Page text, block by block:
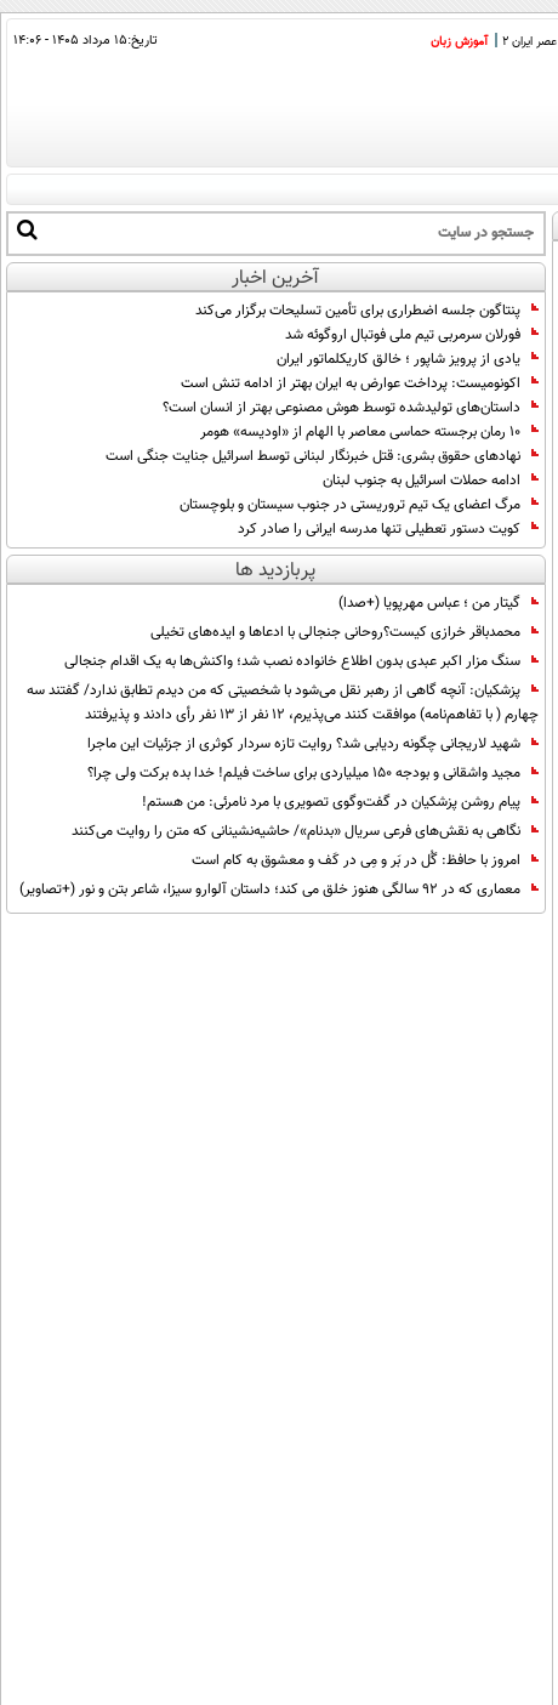
عصر ایران 2 آموزش زبان تاریخ:۱۵ مرداد ۱۴۰۵ - ۱۴:۰۶
آخرین اخبار
پنتاگون جلسه اضطراری برای تأمین تسلیحات برگزار می‌کند
فورلان سرمربی تیم ملی فوتبال اروگوئه شد
یادی از پرویز شاپور ؛ خالق کاریکلماتور ایران
اکونومیست: پرداخت عوارض به ایران بهتر از ادامه تنش است
داستان‌های تولیدشده توسط هوش مصنوعی بهتر از انسان است؟
۱۰ رمان برجسته حماسی معاصر با الهام از «اودیسه» هومر
نهادهای حقوق بشری: قتل خبرنگار لبنانی توسط اسرائیل جنایت جنگی است
ادامه حملات اسرائیل به جنوب لبنان
مرگ اعضای یک تیم تروریستی در جنوب سیستان و بلوچستان
کویت دستور تعطیلی تنها مدرسه ایرانی را صادر کرد
پربازدید ها
گیتار من ؛ عباس مهرپویا (+صدا)
محمدباقر خرازی کیست؟روحانی جنجالی با ادعاها و ایده‌های تخیلی
سنگ مزار اکبر عبدی بدون اطلاع خانواده نصب شد؛ واکنش‌ها به یک اقدام جنجالی
پزشکیان‌: آنچه گاهی از رهبر نقل می‌شود با شخصیتی که من دیدم تطابق ندارد/ گفتند سه
چهارم ( با تفاهم‌نامه) موافقت کنند می‌پذیرم، 12 نفر از 13 نفر رأی دادند و پذیرفتند
شهید لاریجانی چگونه ردیابی شد؟ روایت تازه سردار کوثری از جزئیات این ماجرا
مجید واشقانی و بودجه 150 میلیاردی برای ساخت فیلم! خدا بده برکت ولی چرا؟
پیام روشن پزشکیان در گفت‌و‌گوی تصویری با مرد نامرئی: من هستم!
نگاهی به نقش‌های فرعی سریال «بدنام»/ حاشیه‌نشینانی که متن را روایت می‌کنند
امروز با حافظ: گُل در بَر و مِی در کَف و معشوق به کام است
معماری که در 92 سالگی هنوز خلق می کند؛ داستان آلوارو سیزا، شاعر بتن و نور (+تصاویر)